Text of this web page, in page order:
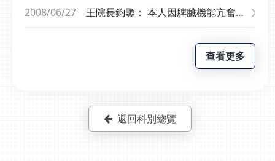
掉的「蝕骨」現象，所以
斷，抽血跟骨髓穿刺的檢
查。抽血檢查則有助於了
藥 重拾生活掌控權
「多發性骨髓瘤」為常見
26日住進了光田醫院，在一番檢查
三樓外科加護病房兩次，雖然不幸在
5月29日被病魔擊倒，但是我真的真
心的感激，柯萬盛醫師、黃俊雄醫
醫療照護。也要特別感謝三次為我媽
媽進行骨科手術的蕭敬樺醫師，除了
2008/06/27
王院長鈞鑒： 本人因脾臟機能亢奮導
由柯麗鏞副院長之門診轉而住院，經
柯副院長、蘇主任及柯主任聯手診
治，於5月29日實施脾臟切除手術，
公斤的巨脾順利摘除，還我健康身
體，心中充滿感激之意，特別在此對
查看更多
返回科別總覽